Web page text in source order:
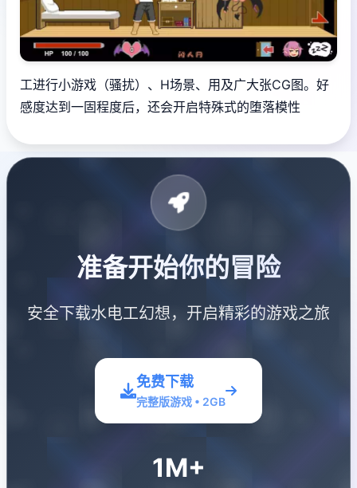
工进行小游戏（骚扰）、H场景、用及广大张CG图。好
感度达到一固程度后，还会开启特殊式的堕落模性
准备开始你的冒险
安全下载水电工幻想，开启精彩的游戏之旅
免费下载
完整版游戏 • 2GB
1M+